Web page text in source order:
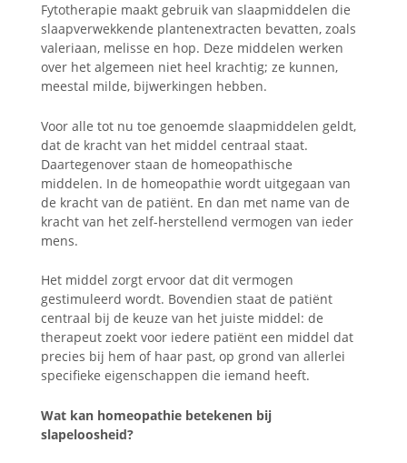
Fytotherapie maakt gebruik van slaapmiddelen die
slaapverwekkende plantenextracten bevatten, zoals
valeriaan, melisse en hop. Deze middelen werken
over het algemeen niet heel krachtig; ze kunnen,
meestal milde, bijwerkingen hebben.
Voor alle tot nu toe genoemde slaapmiddelen geldt,
dat de kracht van het middel centraal staat.
Daartegenover staan de homeopathische
middelen. In de homeopathie wordt uitgegaan van
de kracht van de patiënt. En dan met name van de
kracht van het zelf-herstellend vermogen van ieder
mens.
Het middel zorgt ervoor dat dit vermogen
gestimuleerd wordt. Bovendien staat de patiënt
centraal bij de keuze van het juiste middel: de
therapeut zoekt voor iedere patiënt een middel dat
precies bij hem of haar past, op grond van allerlei
specifieke eigenschappen die iemand heeft.
Wat kan homeopathie betekenen bij
slapeloosheid?